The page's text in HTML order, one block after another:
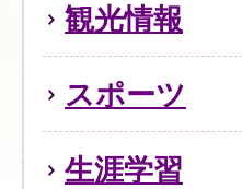
観光情報
スポーツ
生涯学習